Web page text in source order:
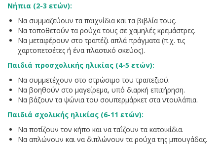
Νήπια (2-3 ετών):
Να συμμαζεύουν τα παιχνίδια και τα βιβλία τους.
Να τοποθετούν τα ρούχα τους σε χαμηλές κρεμάστρες.
Να μεταφέρουν στο τραπέζι απλά πράγματα (π.χ. τις
χαρτοπετσέτες ή ένα πλαστικό σκεύος).
Παιδιά προσχολικής ηλικίας (4-5 ετών):
Να συμμετέχουν στο στρώσιμο του τραπεζιού.
Να βοηθούν στο μαγείρεμα, υπό διαρκή επιτήρηση.
Να βάζουν τα ψώνια του σουπερμάρκετ στα ντουλάπια.
Παιδιά σχολικής ηλικίας (6-11 ετών):
Να ποτίζουν τον κήπο και να ταΐζουν τα κατοικίδια.
Να απλώνουν και να διπλώνουν τα ρούχα της μπουγάδας.